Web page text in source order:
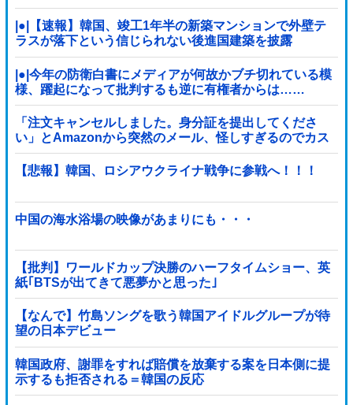
|●|【速報】韓国、竣工1年半の新築マンションで外壁テ
ラスが落下という信じられない後進国建築を披露
|●|今年の防衛白書にメディアが何故かブチ切れている模
様、躍起になって批判するも逆に有権者からは……
「注文キャンセルしました。身分証を提出してくださ
い」とAmazonから突然のメール、怪しすぎるのでカス
タマーに確認したら……
【悲報】韓国、ロシアウクライナ戦争に参戦へ！！！
中国の海水浴場の映像があまりにも・・・
【批判】ワールドカップ決勝のハーフタイムショー、英
紙｢BTSが出てきて悪夢かと思った｣
【なんで】竹島ソングを歌う韓国アイドルグループが待
望の日本デビュー
韓国政府、謝罪をすれば賠償を放棄する案を日本側に提
示するも拒否される＝韓国の反応